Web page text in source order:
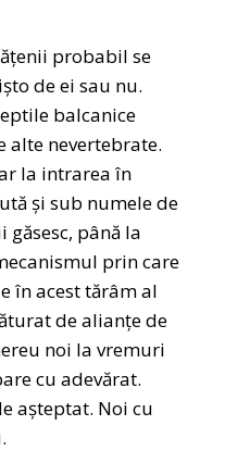
probabil se
de ei sau nu.
balcanice
alte nevertebrate.
la intrarea în
și sub numele de
găsesc, până la
prin care
în acest tărâm al
de alianțe de
noi la vremuri
cu adevărat.
așteptat. Noi cu